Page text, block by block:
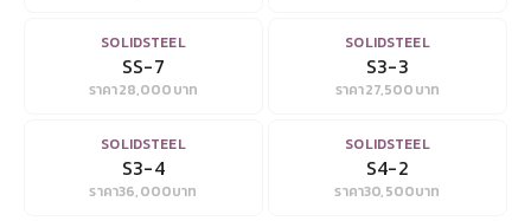
VIEW
SOLIDSTEEL
SS-7
ราคา28,000บาท
VIEW
SOLIDSTEEL
S3-3
ราคา27,500บาท
VIEW
SOLIDSTEEL
S3-4
ราคา36,000บาท
VIEW
SOLIDSTEEL
S4-2
ราคา30,500บาท